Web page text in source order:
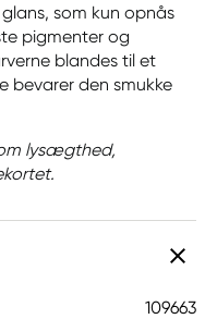
som kun opnås
pigmenter og
blandes til et
bevarer den smukke
lysægthed,
109663